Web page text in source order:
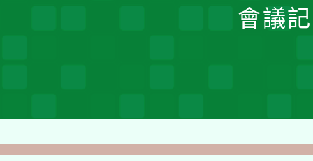
會議